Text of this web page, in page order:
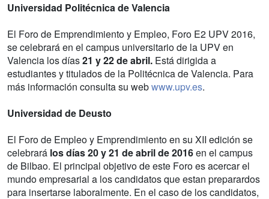
Universidad Politécnica de Valencia
El Foro de Emprendimiento y Empleo, Foro E2 UPV 2016,
se celebrará en el campus universitario de la UPV en
Valencia los días21 y 22 de abril. Está dirigida a
estudiantes y titulados de la Politécnica de Valencia. Para
más información consulta su webwww.upv.es.
Universidad de Deusto
El Foro de Empleo y Emprendimiento en su XII edición se
celebrará los días 20 y 21 de abril de 2016en el campus
de Bilbao. El principal objetivo de este Foro es acercar el
mundo empresarial a los candidatos que estan preparardos
para insertarse laboralmente. En el caso de los candidatos,